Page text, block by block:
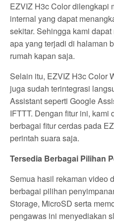
EZVIZ H3c Color dilengkapi
internal yang dapat
sekitar. Sehingga kami
apa yang terjadi di halaman
rumah kapan saja.
Selain itu, EZVIZ H3c Color
juga sudah terintegrasi
Assistant seperti Google
IFTTT. Dengan fitur ini, kami
berbagai fitur cerdas pada
perintah suara saja.
Tersedia Berbagai Pilihan
Semua hasil rekaman video
berbagai pilihan
Storage, MicroSD serta
pengawas ini menyediakan